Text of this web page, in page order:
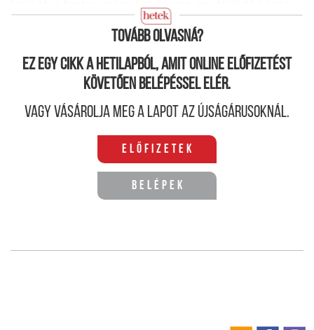
európai térség nekik is komoly piacot jelenthet.
Tovább olvasná?
Ez egy cikk a hetilapból, amit online előfizetést
követően belépéssel elér.
Vagy vásárolja meg a lapot az újságárusoknál.
Előfizetek
Belépek